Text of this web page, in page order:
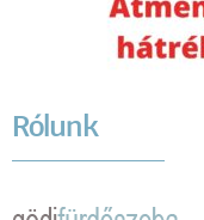
Rólunk